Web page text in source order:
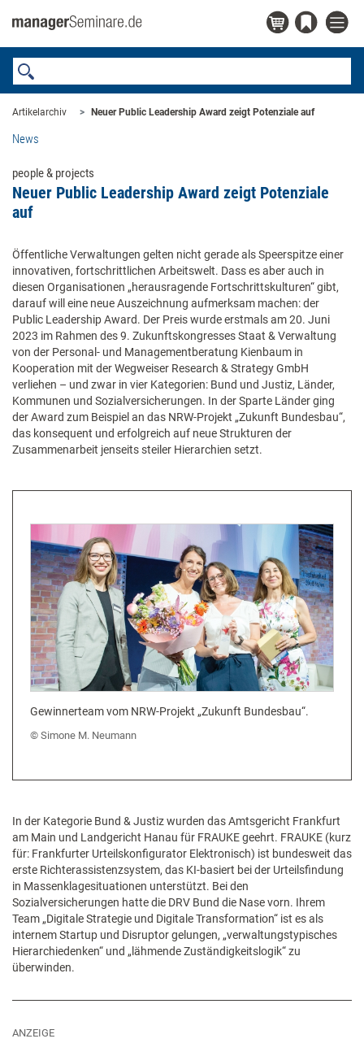
Artikelarchiv Neuer Public Leadership Award zeigt Potenziale auf
News
people & projects
Neuer Public Leadership Award zeigt Potenziale
auf
Öffentliche Verwaltungen gelten nicht gerade als Speerspitze einer
innovativen, fortschrittlichen Arbeitswelt. Dass es aber auch in
diesen Organisationen „herausragende Fortschrittskulturen“ gibt,
darauf will eine neue Auszeichnung aufmerksam machen: der
Public Leadership Award. Der Preis wurde erstmals am 20. Juni
2023 im Rahmen des 9. Zukunftskongresses Staat & Verwaltung
von der Personal- und Managementberatung Kienbaum in
Kooperation mit der Wegweiser Research & Strategy GmbH
verliehen – und zwar in vier Kategorien: Bund und Justiz, Länder,
Kommunen und Sozialversicherungen. In der Sparte Länder ging
der Award zum Beispiel an das NRW-Projekt „Zukunft Bundesbau“,
das konsequent und erfolgreich auf neue Strukturen der
Zusammenarbeit jenseits steiler Hierarchien setzt.
Gewinnerteam vom NRW-Projekt „Zukunft Bundesbau“.
Simone M. Neumann
In der Kategorie Bund & Justiz wurden das Amtsgericht Frankfurt
am Main und Landgericht Hanau für FRAUKE geehrt. FRAUKE (kurz
für: Frankfurter Urteilskonfigurator Elektronisch) ist bundesweit das
erste Richterassistenzsystem, das KI-basiert bei der Urteilsfindung
in Massenklagesituationen unterstützt. Bei den
Sozialversicherungen hatte die DRV Bund die Nase vorn. Ihrem
Team „Digitale Strategie und Digitale Transformation“ ist es als
internem Startup und Disruptor gelungen, „verwaltungstypisches
Hierarchiedenken“ und „lähmende Zuständigkeitslogik“ zu
überwinden.
ANZEIGE